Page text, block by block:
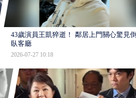
43歲演員王凱猝逝！ 鄰居上門關心驚見倒
臥客廳
2026-07-27 10:18